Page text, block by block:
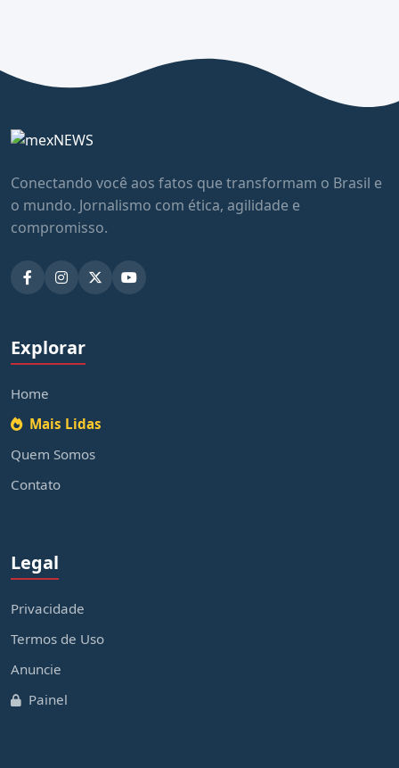
Conectando você aos fatos que transformam o Brasil e
o mundo. Jornalismo com ética, agilidade e
compromisso.
Explorar
Home
Mais Lidas
Quem Somos
Contato
Legal
Privacidade
Termos de Uso
Anuncie
Painel